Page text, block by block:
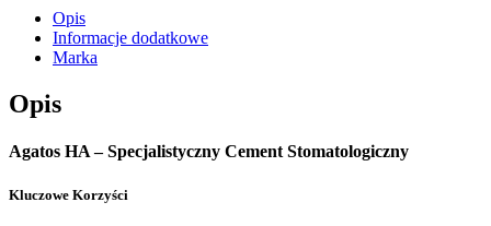
Opis
Informacje dodatkowe
Marka
Opis
Agatos HA – Specjalistyczny Cement Stomatologiczny
Kluczowe Korzyści